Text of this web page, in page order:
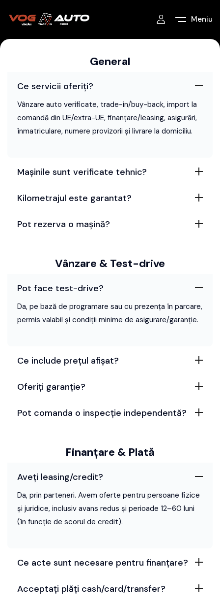
Meniu
General
Ce servicii oferiți?
Vânzare auto verificate, trade-in/buy-back, import la
comandă din UE/extra-UE, finanțare/leasing, asigurări,
înmatriculare, numere provizorii și livrare la domiciliu.
Mașinile sunt verificate tehnic?
Kilometrajul este garantat?
Pot rezerva o mașină?
Vânzare & Test-drive
Pot face test-drive?
Da, pe bază de programare sau cu prezența în parcare,
permis valabil și condiții minime de asigurare/garanție.
Ce include prețul afișat?
Oferiți garanție?
Pot comanda o inspecție independentă?
Finanțare & Plată
Aveți leasing/credit?
Da, prin parteneri. Avem oferte pentru persoane fizice
și juridice, inclusiv avans redus și perioade 12–60 luni
(în funcție de scorul de credit).
Ce acte sunt necesare pentru finanțare?
Acceptați plăți cash/card/transfer?